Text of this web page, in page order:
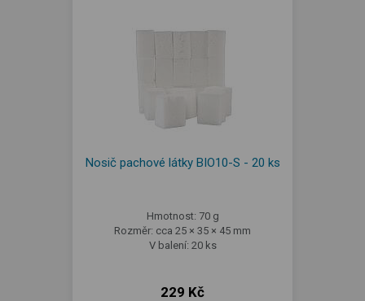
Nosič pachové látky BIO10-S - 20 ks
Hmotnost: 70 g
Rozměr: cca 25 × 35 × 45 mm
V balení: 20 ks
229 Kč